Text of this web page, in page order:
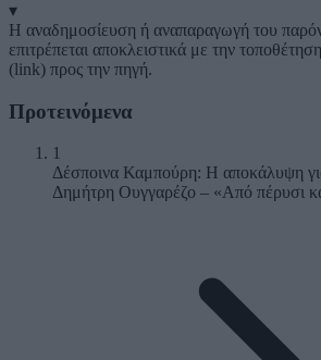
▾
Η αναδημοσίευση ή αναπαραγωγή του
επιτρέπεται αποκλειστικά με την
(link) προς την πηγή.
Προτεινόμενα
1
Δέσποινα Καμπούρη: Η αποκάλυψη
Δημήτρη Ουγγαρέζο – «Από πέρυσι